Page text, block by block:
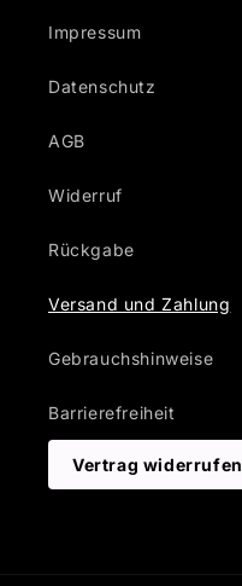
Impressum
Datenschutz
AGB
Widerruf
Rückgabe
Versand und Zahlung
Gebrauchshinweise
Barrierefreiheit
Vertrag widerrufen